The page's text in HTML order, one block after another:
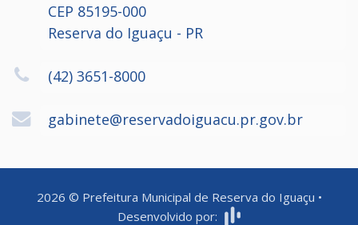
CEP 85195-000
Reserva do Iguaçu - PR
(42) 3651-8000
gabinete@reservadoiguacu.pr.gov.br
2026 © Prefeitura Municipal de Reserva do Iguaçu •
Desenvolvido por: